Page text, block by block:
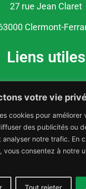
votre vie
cookies pour améliorer
des publicités ou
analyser notre trafic. En
vous consentez à notre
Tout rejeter
27 rue Jean Claret
Clermont-
Liens utiles
de
Mentions légales